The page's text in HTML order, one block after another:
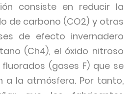
consiste en reducir la
de carbono (CO2) y otras
de efecto invernadero
(Ch4), el óxido nitroso
(gases F) que se
a la atmósfera. Por tanto,